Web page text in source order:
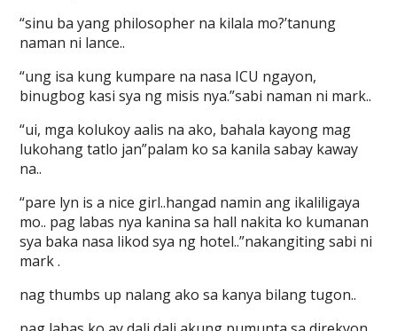
“sinu ba yang philosopher na kilala mo?’tanung
naman ni lance..
“ung isa kung kumpare na nasa ICU ngayon,
binugbog kasi sya ng misis nya.”sabi naman ni mark..
“ui, mga kolukoy aalis na ako, bahala kayong mag
lukohang tatlo jan”palam ko sa kanila sabay kaway
na..
“pare lyn is a nice girl..hangad namin ang ikaliligaya
mo.. pag labas nya kanina sa hall nakita ko kumanan
sya baka nasa likod sya ng hotel..”nakangiting sabi ni
mark .
nag thumbs up nalang ako sa kanya bilang tugon..